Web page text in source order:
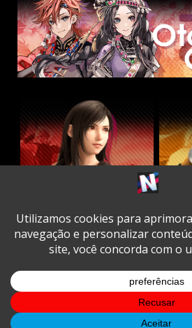
TwitterFacebook
Instagram
Copyright © All rights reserved.